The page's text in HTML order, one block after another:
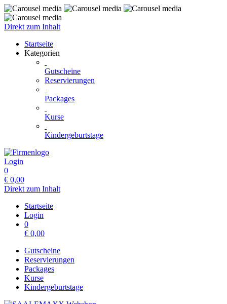
Direkt zum Inhalt
Startseite
Kategorien
Gutscheine
Reservierungen
Packages
Kurse
Kindergeburtstage
Login
0
€ 0,00
Direkt zum Inhalt
Startseite
Login
0
€ 0,00
Gutscheine
Reservierungen
Packages
Kurse
Kindergeburtstage